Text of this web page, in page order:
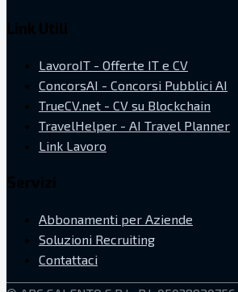
LavoroIT - Offerte IT e CV
ConcorsAI - Concorsi Pubblici AI
TrueCV.net - CV su Blockchain
TravelHelper - AI Travel Planner
Link Lavoro
Abbonamenti per Aziende
Soluzioni Recruiting
Contattaci